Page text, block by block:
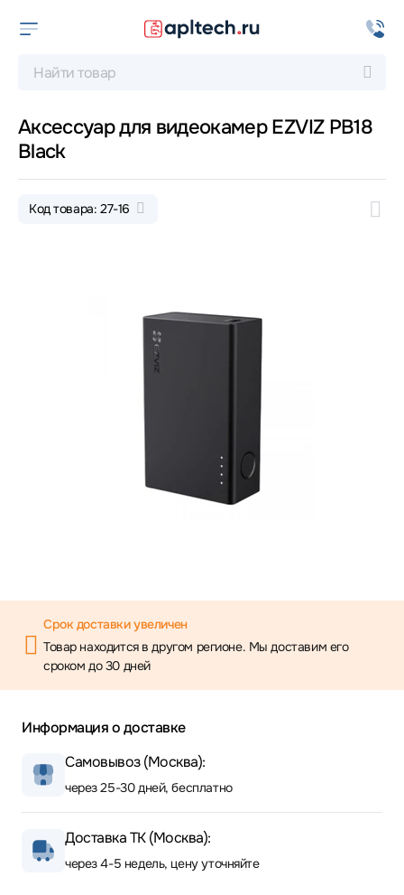
Аксессуар для видеокамер EZVIZ PB18
Black
Код товара: 27-16
Срок доставки увеличен
Товар находится в другом регионе. Мы доставим его
сроком до 30 дней
Информация о доставке
Самовывоз (Москва):
через 25-30 дней, бесплатно
Доставка ТК (Москва):
через 4-5 недель, цену уточняйте